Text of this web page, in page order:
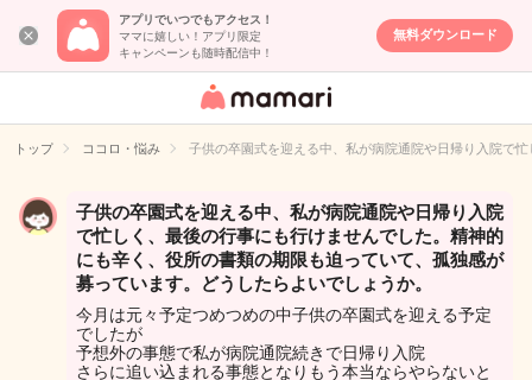
アプリでいつでもアクセス！
ママに嬉しい！アプリ限定
キャンペーンも随時配信中！
無料ダウンロード
女性専用匿名QA
イト
トップ ココロ・悩み 子供の卒園式を迎える中、私が病院通院や日帰り入院で
子供の卒園式を迎える中、私が病院通院や日帰り入院
で忙しく、最後の行事にも行けませんでした。精神的
にも辛く、役所の書類の期限も迫っていて、孤独感が
募っています。どうしたらよいでしょうか。
今月は元々予定つめつめの中子供の卒園式を迎える予定
でしたが
予想外の事態で私が病院通院続きで日帰り入院
さらに追い込まれる事態となりもう本当ならやらないと